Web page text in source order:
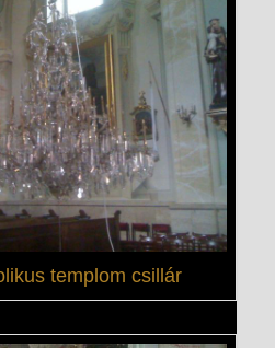
templom csillár